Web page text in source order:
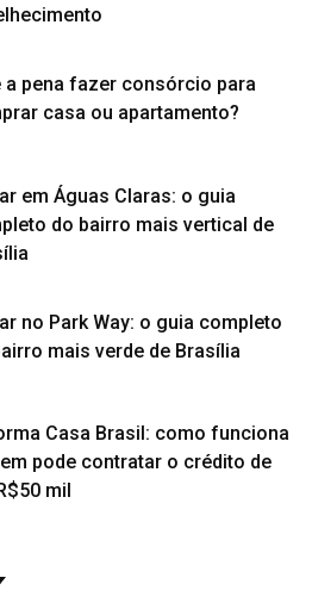
a pena fazer consórcio para
casa ou apartamento?
em Águas Claras: o guia
do bairro mais vertical de
no Park Way: o guia completo
mais verde de Brasília
Casa Brasil: como funciona
pode contratar o crédito de
mil